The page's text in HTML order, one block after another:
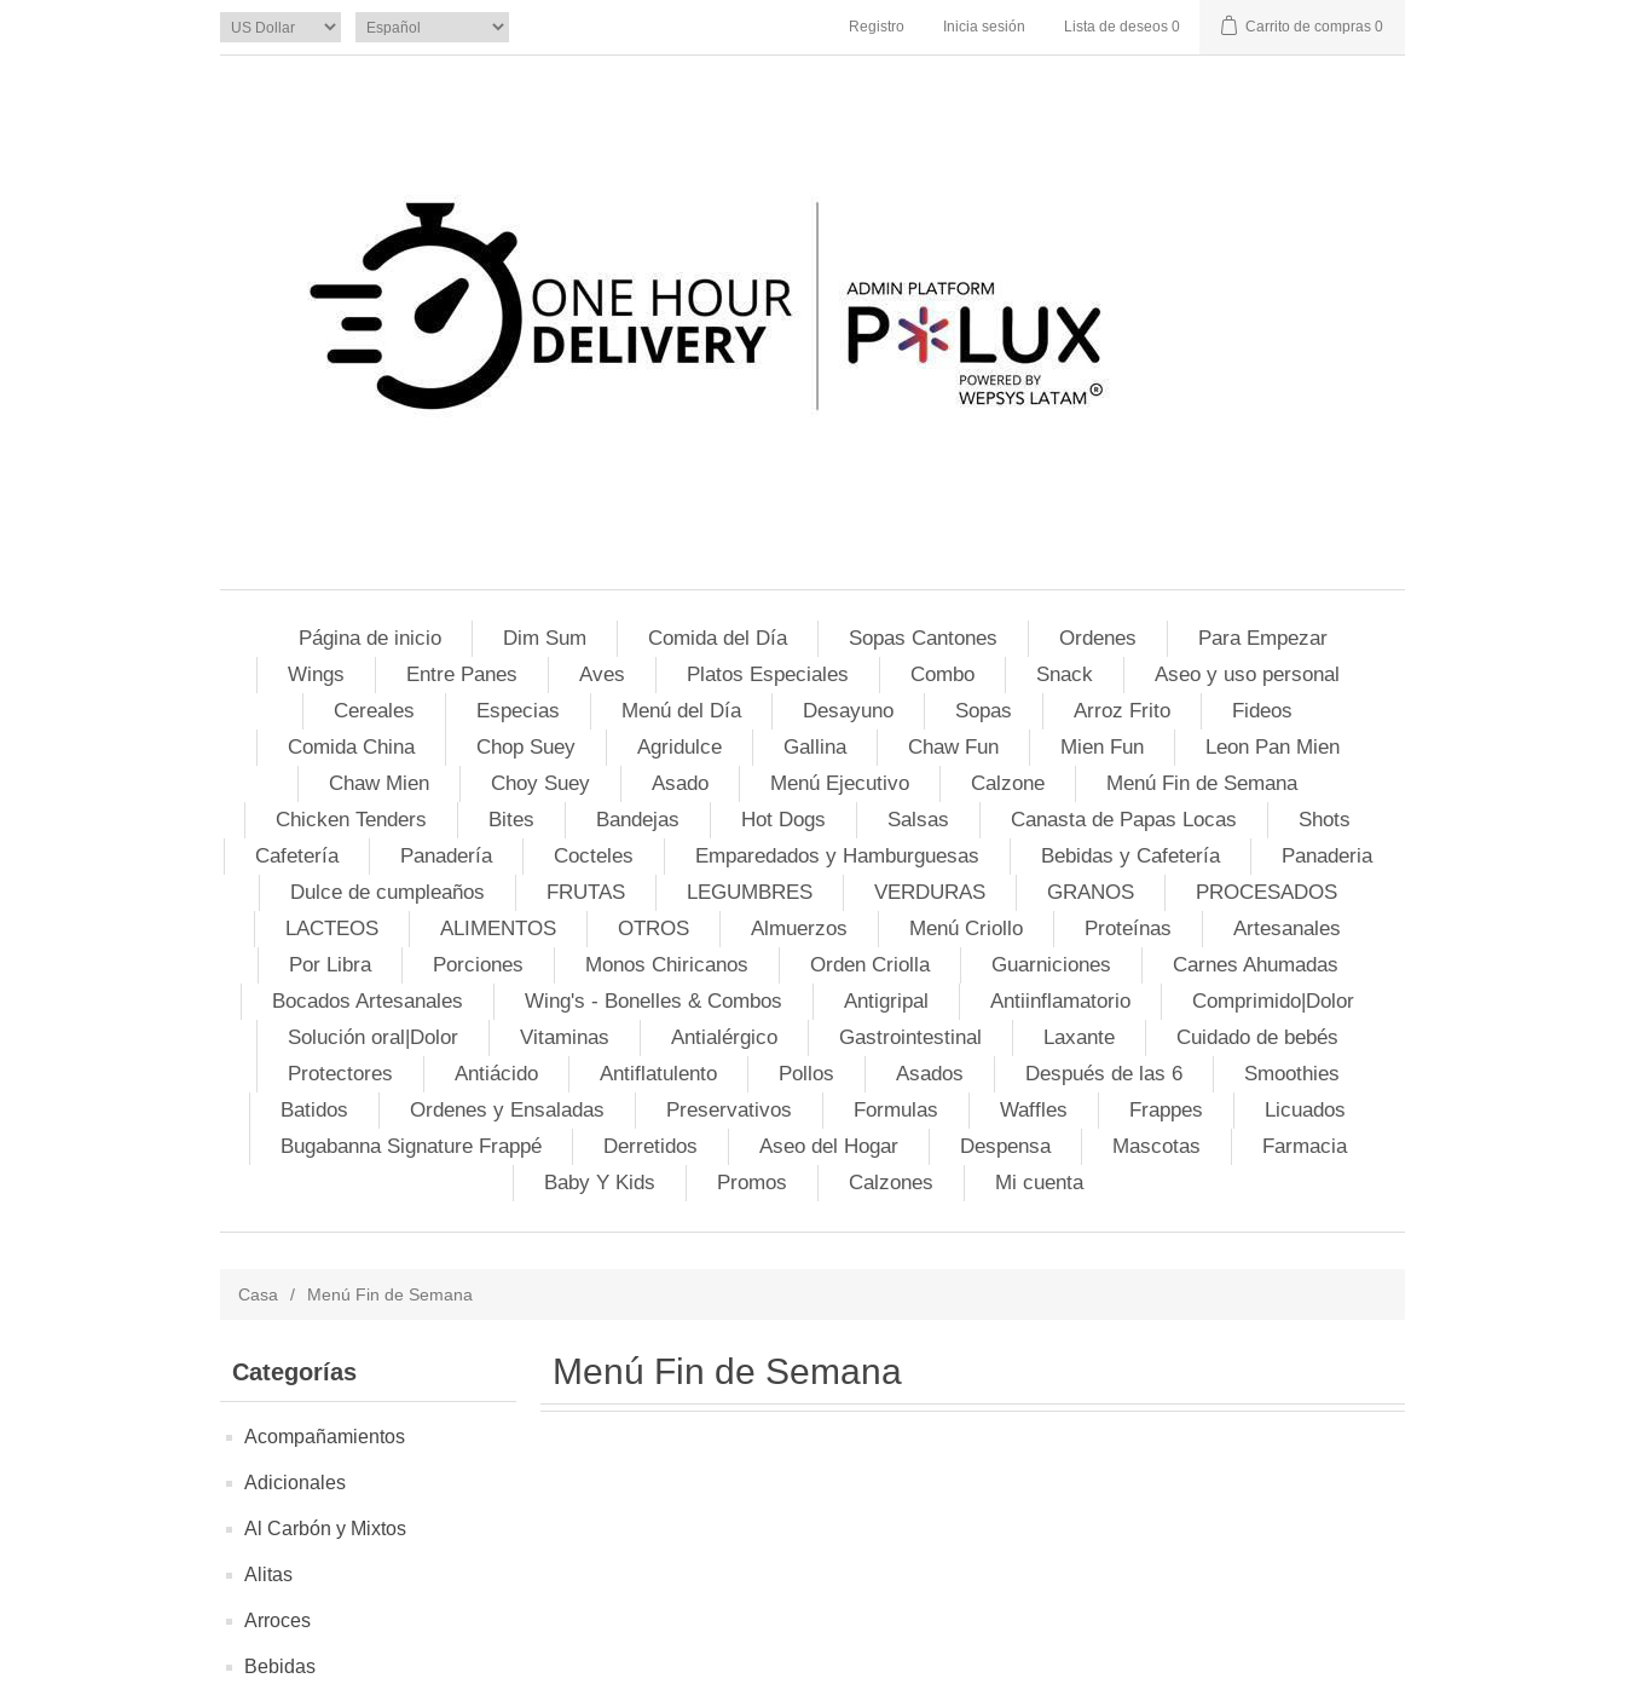
Registro Inicia sesión Lista de deseos 0 Carrito de compras 0
Página de inicio Dim Sum Comida del Día Sopas Cantones Ordenes
Para Empezar
Wings
Entre Panes Aves Platos Especiales Combo Snack
Aseo y uso personal
Cereales
Especias Menú del Día Desayuno Sopas Arroz Frito
Fideos
Comida China
Chop Suey Agridulce Gallina Chaw Fun Mien Fun
Leon Pan Mien
Chaw Mien
Choy Suey Asado Menú Ejecutivo Calzone
Menú Fin de Semana
Chicken Tenders
Bites Bandejas Hot Dogs Salsas Canasta de Papas Locas
Shots
Cafetería
Panadería Cocteles Emparedados y Hamburguesas Bebidas y Cafetería
Panaderia
Dulce de cumpleaños
FRUTAS LEGUMBRES VERDURAS GRANOS
PROCESADOS
LACTEOS
ALIMENTOS OTROS Almuerzos Menú Criollo Proteínas
Artesanales
Por Libra
Porciones Monos Chiricanos Orden Criolla Guarniciones
Carnes Ahumadas
Bocados Artesanales
Wing's - Bonelles & Combos Antigripal Antiinflamatorio
Comprimido|Dolor
Solución oral|Dolor
Vitaminas Antialérgico Gastrointestinal Laxante
Cuidado de bebés
Protectores
Antiácido Antiflatulento Pollos Asados Después de las 6
Smoothies
Batidos
Ordenes y Ensaladas Preservativos Formulas Waffles Frappes
Licuados
Bugabanna Signature Frappé
Derretidos Aseo del Hogar Despensa Mascotas
Farmacia
Baby Y Kids
Promos Calzones Mi cuenta
Casa / Menú Fin de Semana
Categorías
Acompañamientos
Adicionales
Al Carbón y Mixtos
Alitas
Arroces
Bebidas
Menú Fin de Semana